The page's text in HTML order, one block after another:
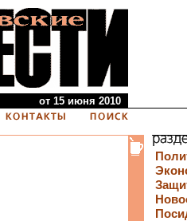
от 15 июня 2010